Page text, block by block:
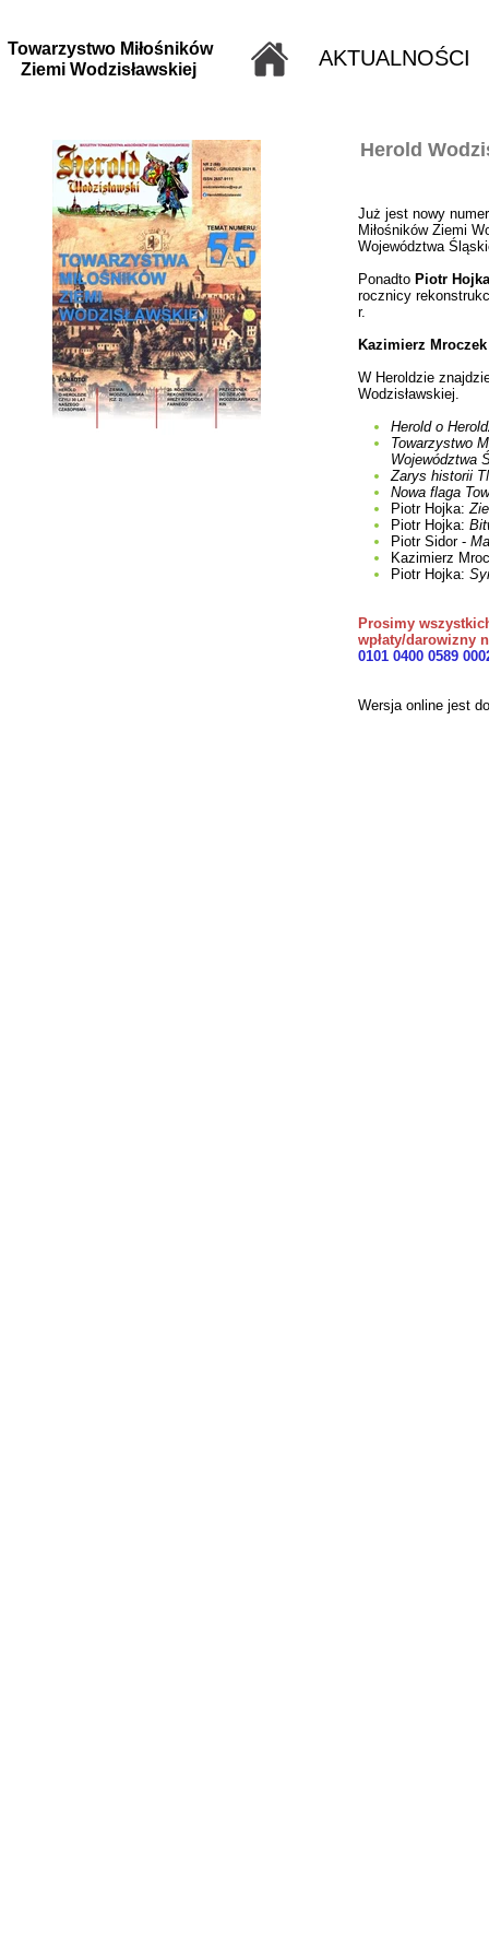
Już jest nowy
Miłośników Ziemi
Województwa
Ponadto Piotr Hojka
rocznicy
r.
Kazimierz Mroczek
W Heroldzie
Wodzisławskiej.
Herold o
Towarzystwo
Województwa
Zarys historii
Nowa flaga
Piotr Hojka:
Piotr Hojka:
Piotr Sidor -
Kazimierz
Piotr Hojka:
Prosimy
wpłaty/darowizny
0101 0400 0589
Wersja online jest
Herold
Towarzystwo Miłośników
Ziemi Wodzisławskiej
AKTUALNOŚCI